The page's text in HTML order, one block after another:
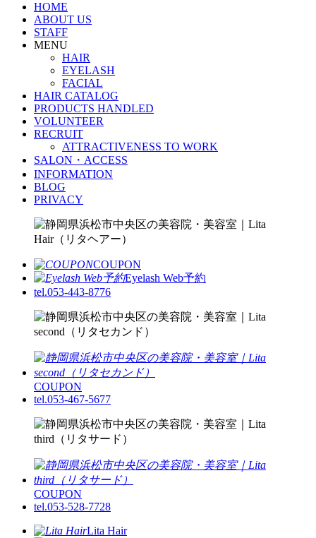
HOME
ABOUT US
STAFF
MENU
HAIR
EYELASH
FACIAL
HAIR CATALOG
PRODUCTS HANDLED
VOLUNTEER
RECRUIT
ATTRACTIVENESS TO WORK
SALON・ACCESS
INFORMATION
BLOG
PRIVACY
COUPON
Eyelash Web予約
tel.053-443-8776
COUPON
tel.053-467-5677
COUPON
tel.053-528-7728
Lita Hair